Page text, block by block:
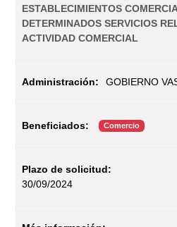
ESTABLECIMIENTOS
DETERMINADOS SERVICIOS
ACTIVIDAD COMERCIAL
GOBIERNO
Comercio
30/09/2024